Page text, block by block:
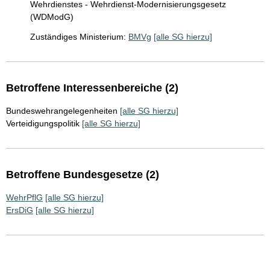
Wehrdienstes - Wehrdienst-Modernisierungsgesetz
(WDModG)
Zuständiges Ministerium: BMVg [alle SG hierzu]
Betroffene Interessenbereiche (2)
Bundeswehrangelegenheiten [alle SG hierzu]
Verteidigungspolitik [alle SG hierzu]
Betroffene Bundesgesetze (2)
WehrPflG [alle SG hierzu]
ErsDiG [alle SG hierzu]